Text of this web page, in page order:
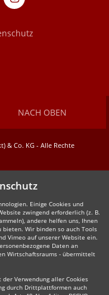
NACH OBEN
& Co. KG - Alle Rechte
Einige Cookies und
zwingend erforderlich (z. B.
andere helfen uns, Ihnen
Wir binden so auch Tools
Vimeo auf unserer Website ein.
Daten an
Wirtschaftsraums - übermittelt
der Verwendung aller Cookies
durch Drittplattformen auch